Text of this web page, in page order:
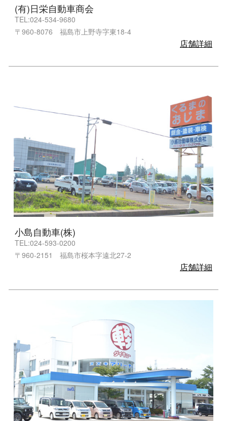
(有)日栄自動車商会
TEL:024-534-9680
〒960-8076 福島市上野寺字東18-4
店舗詳細
小島自動車(株)
TEL:024-593-0200
〒960-2151 福島市桜本字遠北27-2
店舗詳細